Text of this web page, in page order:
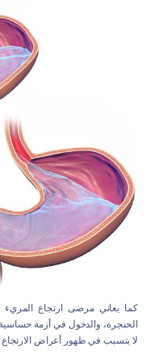
كما يعاني مرضى ارتجاع
الحنجرة، والدخول في أزمة
لا يتسبب في ظهور أعراض الارتجاع